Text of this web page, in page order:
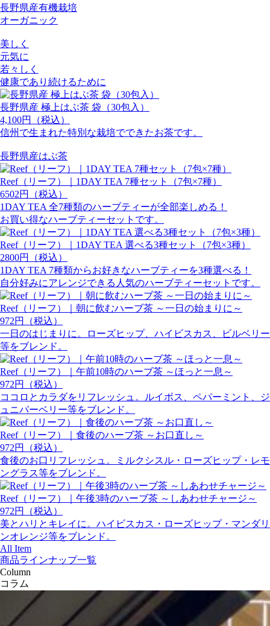
長野県産有機栽培
オーガニック
美しく
元気に
若々しく
健康であり続けるために
長野県産 極上はぶ茶 袋（30包入）
4,100円（税込）
信州で生まれた特別な栽培でできたお茶です。
長野県産はぶ茶
Reef（リーフ）｜1DAY TEA 7種セット（7包×7種）
6502円（税込）
1DAY TEA 全7種類のハーブティーが全部楽しめる！
お買い得なハーブティーセットです。
Reef（リーフ）｜1DAY TEA 選べる3種セット（7包×3種）
2800円（税込）
1DAY TEA 7種類からお好きなハーブティーを3種選べる！
自分好みにアレンジできる人気のハーブティーセットです。
Reef（リーフ）｜朝に飲むハーブ茶 ～一日の始まりに～
972円（税込）
一日のはじまりに。ローズヒップ、ハイビスカス、ビルベリー
等をブレンド。
Reef（リーフ）｜午前10時のハーブ茶 ～ほっと一息～
972円（税込）
ココロとカラダをリフレッシュ。ルイボス、ペパーミント、ジ
ュニパーベリー等をブレンド。
Reef（リーフ）｜食後のハーブ茶 ～お口直し～
972円（税込）
食後のお口リフレッシュ。ミルクシスル・ローズヒップ・レモ
ングラス等をブレンド。
Reef（リーフ）｜午後3時のハーブ茶 ～しあわせチャージ～
972円（税込）
美とハリとキレイに。ハイビスカス・ローズヒップ・マンダリ
ンオレンジ等をブレンド。
All Item
商品ラインナップ一覧
Column
コラム